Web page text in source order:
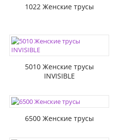
1022 Женские трусы
5010 Женские трусы
INVISIBLE
6500 Женские трусы